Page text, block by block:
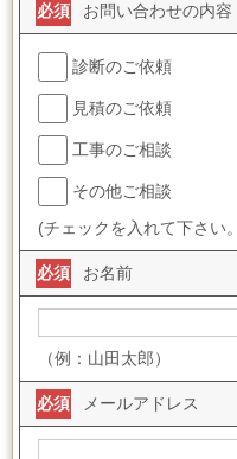
お問い合わせの内容
必須
診断のご依頼
見積のご依頼
工事のご相談
その他ご相談
(チェックを入れて下さい
お名前
必須
（例：山田太郎）
メールアドレス
必須